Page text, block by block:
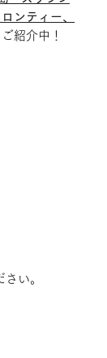
ンティー、
ご紹介中！
い。